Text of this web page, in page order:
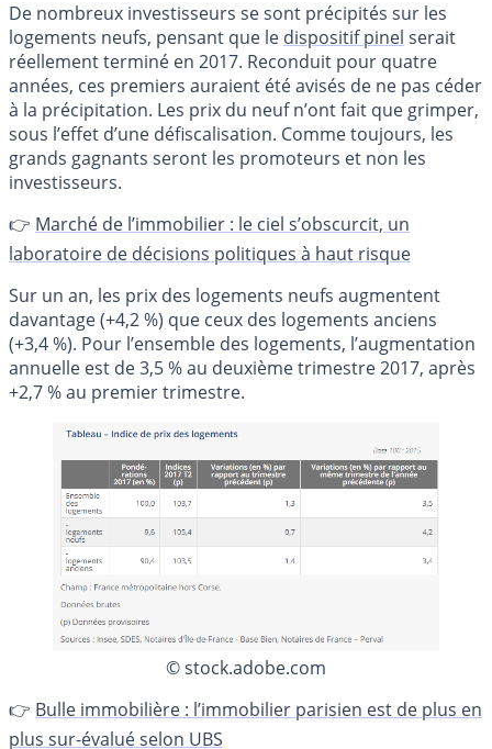
De nombreux investisseurs se sont précipités sur les
logements neufs, pensant que le dispositif pinel serait
réellement terminé en 2017. Reconduit pour quatre
années, ces premiers auraient été avisés de ne pas céder
à la précipitation. Les prix du neuf n’ont fait que grimper,
sous l’effet d’une défiscalisation. Comme toujours, les
grands gagnants seront les promoteurs et non les
investisseurs.
👉 Marché de l’immobilier : le ciel s’obscurcit, un
laboratoire de décisions politiques à haut risque
Sur un an, les prix des logements neufs augmentent
davantage (+4,2 %) que ceux des logements anciens
(+3,4 %). Pour l’ensemble des logements, l’augmentation
annuelle est de 3,5 % au deuxième trimestre 2017, après
+2,7 % au premier trimestre.
© stock.adobe.com
👉 Bulle immobilière : l’immobilier parisien est de plus en
plus sur-évalué selon UBS